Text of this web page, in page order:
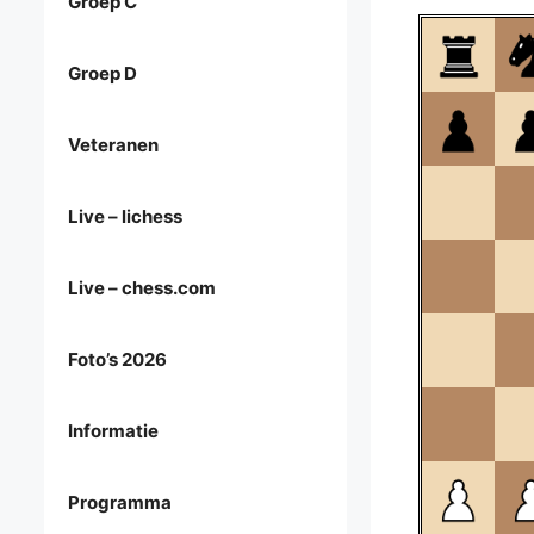
Groep D
Veteranen
Live – lichess
Live – chess.com
Foto’s 2026
Informatie
Programma